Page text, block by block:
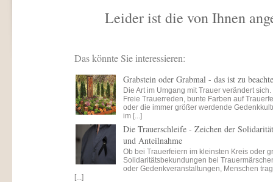
Leider ist die von Ihnen
Das könnte Sie interessieren:
Grabstein oder Grabmal - das ist zu
Die Art im Umgang mit Trauer verändert sich.
Freie Trauerreden, bunte Farben auf
oder die immer größer werdende
im [...]
Die Trauerschleife - Zeichen der Solidarität
und Anteilnahme
Ob bei Trauerfeiern im kleinsten Kreis oder
Solidaritätsbekundungen bei
oder Gedenkveranstaltungen, Menschen
[...]